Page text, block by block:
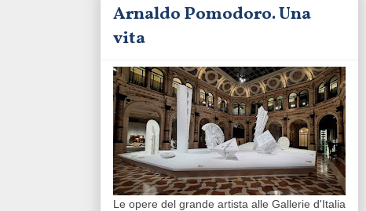
Arnaldo Pomodoro. Una
vita
Le opere del grande artista alle Gallerie d'Italia